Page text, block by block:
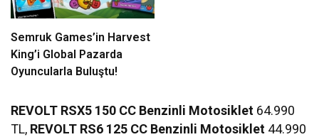
Semruk Games’in Harvest
King’i Global Pazarda
Oyuncularla Buluştu!
REVOLT RSX5 150 CC Benzinli Motosiklet 64.990
TL, REVOLT RS6 125 CC Benzinli Motosiklet 44.990